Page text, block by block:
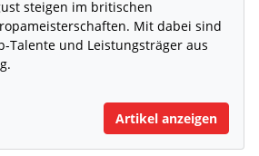
steigen im britischen
Mit dabei sind
Talente und Leistungsträger aus
Artikel anzeigen